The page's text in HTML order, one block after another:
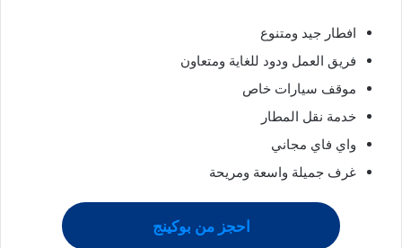
افطار جيد ومتنوع
فريق العمل ودود للغاية ومتعاون
موقف سيارات خاص
خدمة نقل المطار
واي فاي مجاني
غرف جميلة واسعة ومريحة
احجز من بوكينج